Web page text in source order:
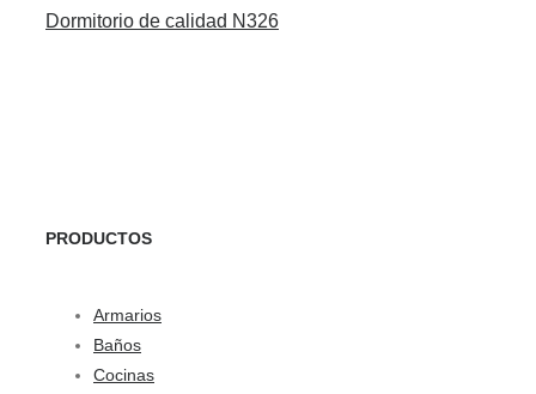
Dormitorio de calidad N326
PRODUCTOS
Armarios
Baños
Cocinas